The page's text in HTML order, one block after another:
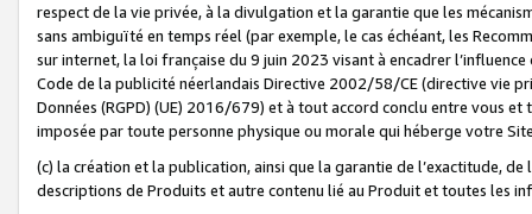
respect de la vie privée, à la divulgation et la garantie que les
sans ambiguïté en temps réel (par exemple, le cas échéant, les
sur internet, la loi française du 9 juin 2023 visant à encadrer
Code de la publicité néerlandais Directive 2002/58/CE (directive vie
Données (RGPD) (UE) 2016/679) et à tout accord conclu entre vous
imposée par toute personne physique ou morale qui héberge votre
(c) la création et la publication, ainsi que la garantie de l’exactitude,
descriptions de Produits et autre contenu lié au Produit et toutes les